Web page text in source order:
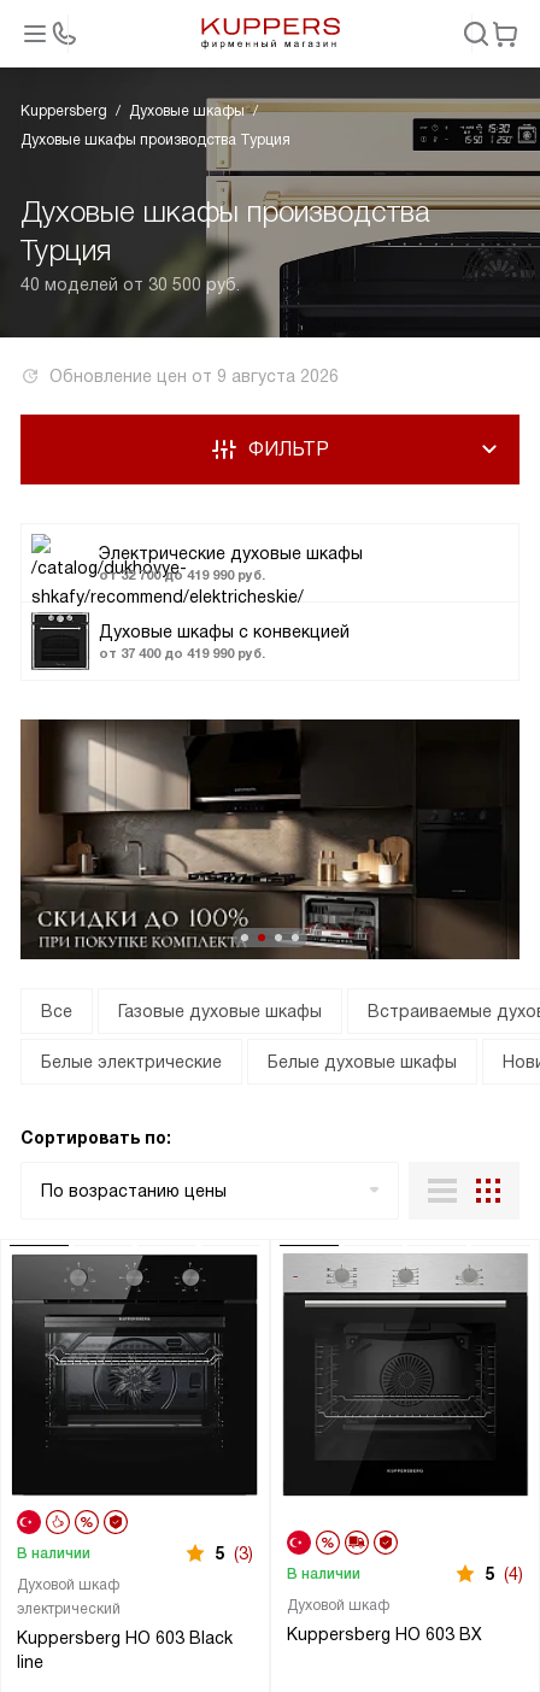
Kuppersberg
Духовые шкафы
Духовые шкафы производства Турция
Духовые шкафы производства
Турция
40 моделей от 30 500 руб.
Обновление цен от 9 августа 2026
Электрические духовые шкафы
от 32 700 до 419 990 руб.
Духовые шкафы с конвекцией
от 37 400 до 419 990 руб.
ФИЛЬТР
Все Газовые духовые шкафы Встраиваемые
Белые электрические Белые духовые шкафы
Сортировать по:
По возрастанию цены
Духовой шкаф
электрический
Kuppersberg HO 603 Black
line
В наличии 5 (3)
Духовой шкаф
Kuppersberg HO 603 BX
В наличии 5 (4)